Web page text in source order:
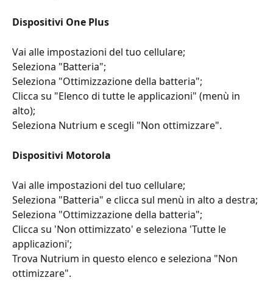
Dispositivi One Plus
Vai alle impostazioni del tuo cellulare;
Seleziona "Batteria";
Seleziona "Ottimizzazione della batteria";
Clicca su "Elenco di tutte le applicazioni" (menù in
alto);
Seleziona Nutrium e scegli "Non ottimizzare".
Dispositivi Motorola
Vai alle impostazioni del tuo cellulare;
Seleziona "Batteria" e clicca sul menù in alto a destra;
Seleziona "Ottimizzazione della batteria";
Clicca su 'Non ottimizzato' e seleziona 'Tutte le
applicazioni';
Trova Nutrium in questo elenco e seleziona "Non
ottimizzare".